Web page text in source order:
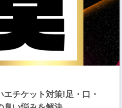
エチケット対策!足・口・